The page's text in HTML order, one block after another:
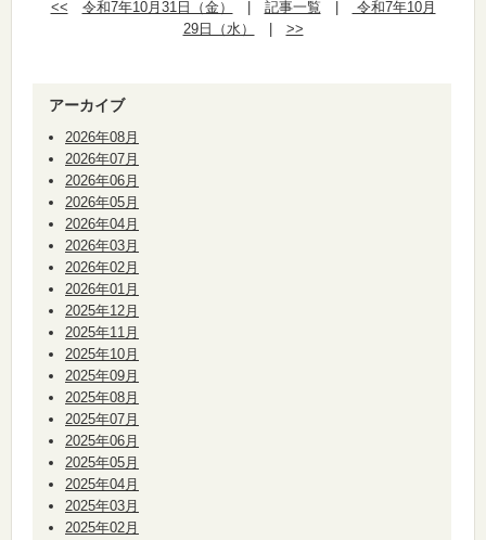
<< 令和7年10月31日（金） 記事一覧
令和7年10月
29日（水）
>>
アーカイブ
2026年08月
2026年07月
2026年06月
2026年05月
2026年04月
2026年03月
2026年02月
2026年01月
2025年12月
2025年11月
2025年10月
2025年09月
2025年08月
2025年07月
2025年06月
2025年05月
2025年04月
2025年03月
2025年02月